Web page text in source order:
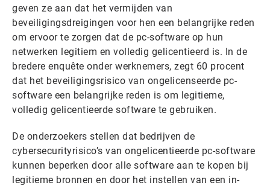
geven ze aan dat het vermijden van
beveiligingsdreigingen voor hen een belangrijke reden
om ervoor te zorgen dat de pc-software op hun
netwerken legitiem en volledig gelicentieerd is. In de
bredere enquête onder werknemers, zegt 60 procent
dat het beveiligingsrisico van ongelicenseerde pc-
software een belangrijke reden is om legitieme,
volledig gelicentieerde software te gebruiken.
De onderzoekers stellen dat bedrijven de
cybersecurityrisico’s van ongelicentieerde pc-software
kunnen beperken door alle software aan te kopen bij
legitieme bronnen en door het instellen van een in-